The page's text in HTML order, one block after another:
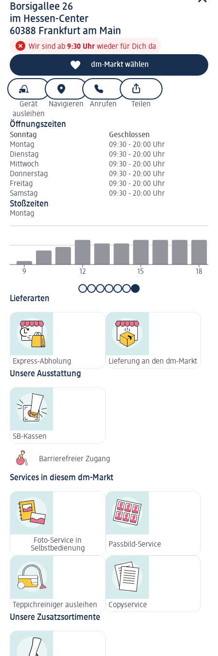
Borsigallee 26
im Hessen-Center
6 0 3 8 8
60388 Frankfurt am Main
Wir sind ab 9:30 Uhr wieder für Dich da
dm-Markt wählen
Gerät
ausleihen
Navigieren Anrufen Teilen
Öffnungszeiten
Sonntag
Geschlossen
Montag
09:30 - 20:00 Uhr
Dienstag
09:30 - 20:00 Uhr
Mittwoch
09:30 - 20:00 Uhr
Donnerstag
09:30 - 20:00 Uhr
Freitag
09:30 - 20:00 Uhr
Samstag
09:30 - 20:00 Uhr
Stoßzeiten
Montag
9 12 15 18
Lieferarten
Express-Abholung Lieferung an den dm-Markt
Unsere Ausstattung
SB-Kassen
Barrierefreier Zugang
Services in diesem dm-Markt
Foto-Service in
Selbstbedienung
Passbild-Service
Teppichreiniger ausleihen Copyservice
Unsere Zusatzsortimente